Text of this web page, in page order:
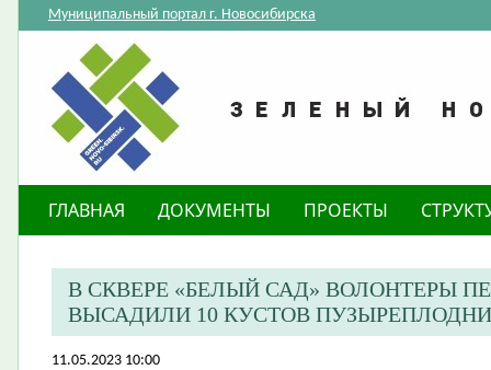
Муниципальный портал г. Новосибирска
ГЛАВНАЯ ДОКУМЕНТЫ ПРОЕКТЫ
В СКВЕРЕ «БЕЛЫЙ САД» ВОЛОНТЕРЫ
ВЫСАДИЛИ 10 КУСТОВ
11.05.2023 10:00